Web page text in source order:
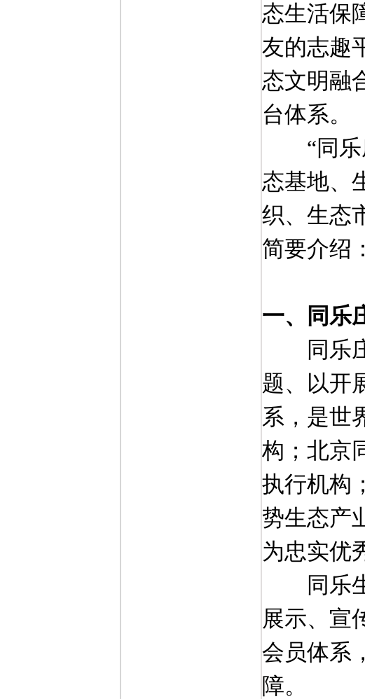
态生活保
友的志趣
态文明融
台体系。
“同
态基地、
织、生态
简要介绍：
一、同乐
同乐
题、以开
系，是世
构； 北京
执行机构
势生态产
为忠实优
同乐
展示、宣
会员体系
障。